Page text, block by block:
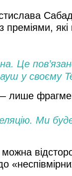
преміями,
Це
у своєму
— лише
Ми